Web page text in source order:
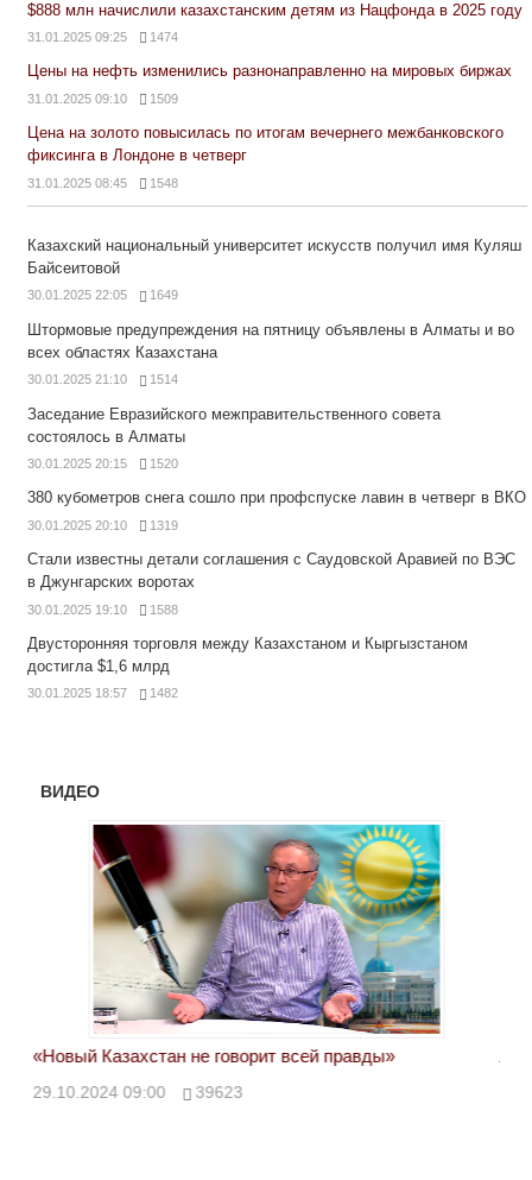
$888 млн начислили казахстанским детям из Нацфонда в 2025 году
31.01.2025 09:25 1474
Цены на нефть изменились разнонаправленно на мировых биржах
31.01.2025 09:10 1509
Цена на золото повысилась по итогам вечернего межбанковского
фиксинга в Лондоне в четверг
31.01.2025 08:45 1548
Казахский национальный университет искусств получил имя Куляш
Байсеитовой
30.01.2025 22:05 1649
Штормовые предупреждения на пятницу объявлены в Алматы и во
всех областях Казахстана
30.01.2025 21:10 1514
Заседание Евразийского межправительственного совета
состоялось в Алматы
30.01.2025 20:15 1520
380 кубометров снега сошло при профспуске лавин в четверг в ВКО
30.01.2025 20:10 1319
Стали известны детали соглашения с Саудовской Аравией по ВЭС
в Джунгарских воротах
30.01.2025 19:10 1588
Двусторонняя торговля между Казахстаном и Кыргызстаном
достигла $1,6 млрд
30.01.2025 18:57 1482
ВИДЕО
«Новый Казахстан не говорит всей правды»
29.10.2024 09:00 39623